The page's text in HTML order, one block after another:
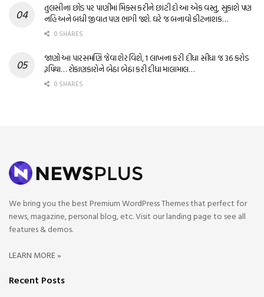
તુલસીના છોડ પર પાણીમાં મિક્સ કરીને છાંટી દો આ એક વસ્તુ, સુકાશે પણ
નહિ અને બધી જીવાત પણ ભાગી જશે. ઘરે જ બનાવો કીટનાશક…
0 SHARES
જાણો આ પારસમણિ જેવા શેર વિશે, 1 લાખના કરી દીધા સીધા જ 36 કરોડ
રૂપિયા… રોકાણકારોને બેઠા બેઠા કરી દીધા માલામાલ…
0 SHARES
We bring you the best Premium WordPress Themes that perfect for
news, magazine, personal blog, etc. Visit our landing page to see all
features & demos.
LEARN MORE »
Recent Posts